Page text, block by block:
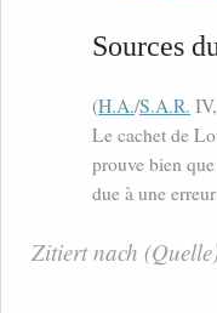
Sources
(H.A./S.A.R.
Le cachet de
prouve bien
due à une
Zitiert nach